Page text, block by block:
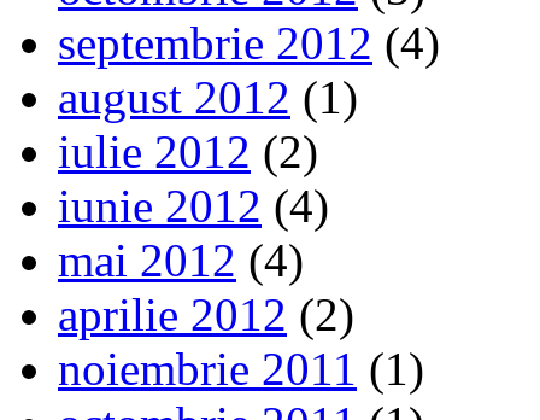
septembrie 2012 (4)
august 2012 (1)
iulie 2012 (2)
iunie 2012 (4)
mai 2012 (4)
aprilie 2012 (2)
noiembrie 2011 (1)